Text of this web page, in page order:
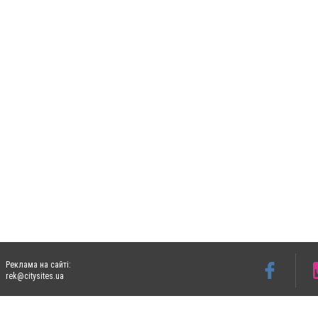
Реклама на сайті:
rek@citysites.ua